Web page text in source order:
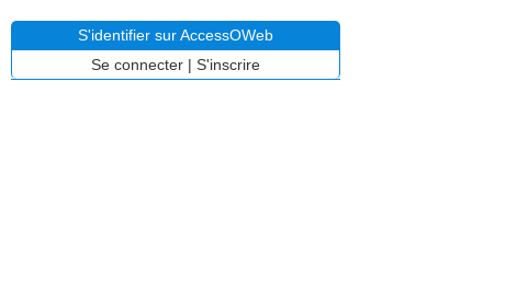
S'identifier sur AccessOWeb
Se connecter | S'inscrire